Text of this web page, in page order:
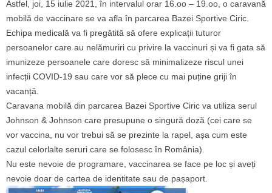
Astfel, joi, 15 iulie 2021, în intervalul orar 16.oo – 19.oo, o caravană
mobilă de vaccinare se va afla în parcarea Bazei Sportive Ciric.
Echipa medicală va fi pregătită să ofere explicații tuturor
persoanelor care au nelămuriri cu privire la vaccinuri și va fi gata să
imunizeze persoanele care doresc să minimalizeze riscul unei
infecții COVID-19 sau care vor să plece cu mai puține griji în
vacanță.
Caravana mobilă din parcarea Bazei Sportive Ciric va utiliza serul
Johnson & Johnson care presupune o singură doză (cei care se
vor vaccina, nu vor trebui să se prezinte la rapel, așa cum este
cazul celorlalte seruri care se folosesc în România).
Nu este nevoie de programare, vaccinarea se face pe loc și aveți
nevoie doar de cartea de identitate sau de pașaport.